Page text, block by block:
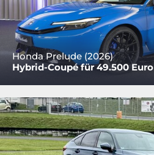
Honda Prelude (2026)
Hybrid-Coupé für 49.500 Euro